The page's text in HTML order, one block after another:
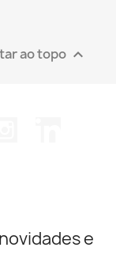
ao topo 
e